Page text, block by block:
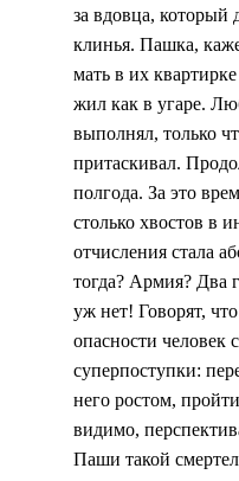
за вдовца, который
клинья. Пашка,
мать в их
жил как в угаре.
выполнял, только
притаскивал.
полгода. За это
столько хвостов в
отчисления стала
тогда? Армия? Два
уж нет! Говорят,
опасности человек
суперпоступки:
него ростом,
видимо,
Паши такой